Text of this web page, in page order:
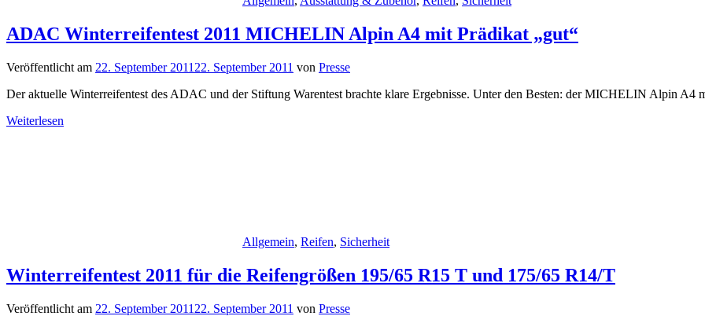
ADAC Winterreifentest 2011 MICHELIN Alpin A4 mit Prädikat „gut“
Veröffentlicht am 22. September 2011 22. September 2011 von Presse
Der aktuelle Winterreifentest des ADAC und der Stiftung Warentest brachte klare Ergebnisse. Unter den Besten: der MICHELIN Alpin A4
Weiterlesen
Allgemein, Reifen, Sicherheit
Winterreifentest 2011 für die Reifengrößen 195/65 R15 T und 175/65 R14/T
Veröffentlicht am 22. September 2011 22. September 2011 von Presse